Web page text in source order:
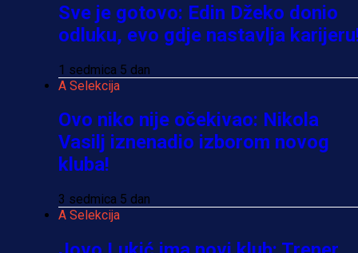
Sve je gotovo: Edin Džeko donio
odluku, evo gdje nastavlja
1 sedmica 5 dan
A Selekcija
Ovo niko nije očekivao: Nikola
Vasilj iznenadio izborom novog
kluba!
3 sedmica 5 dan
A Selekcija